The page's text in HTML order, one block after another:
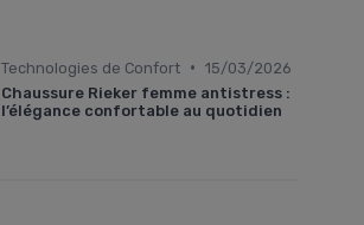
Technologies de Confort • 15/03/2026
Chaussure Rieker femme antistress :
l’élégance confortable au quotidien